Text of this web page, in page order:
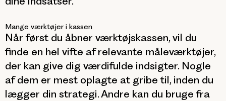
Mange værktøjer i kassen
Når først du åbner værktøjskassen, vil du
finde en hel vifte af relevante måleværktøjer,
der kan give dig værdifulde indsigter. Nogle
af dem er mest oplagte at gribe til, inden du
lægger din strategi. Andre kan du bruge fra